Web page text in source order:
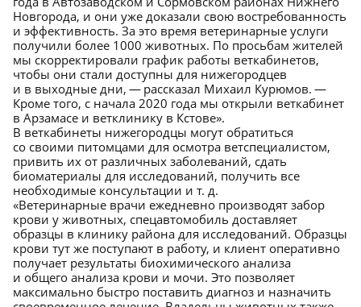
Новгорода, и они уже доказали свою востребованность
и эффективность. За это время ветеринарные услуги
получили более 1000 животных. По просьбам жителей
мы скорректировали график работы веткабинетов,
чтобы они стали доступны для нижегородцев
и в выходные дни, — рассказал Михаил Курюмов. —
Кроме того, с начала 2020 года мы открыли веткабинет
в Арзамасе и ветклинику в Кстове».
В веткабинеты нижегородцы могут обратиться
со своими питомцами для осмотра ветспециалистом,
привить их от различных заболеваний, сдать
биоматериалы для исследований, получить все
необходимые консультации и т. д.
«Ветеринарные врачи ежедневно производят забор
крови у животных, спецавтомобиль доставляет
образцы в клинику района для исследований. Образцы
крови тут же поступают в работу, и клиент оперативно
получает результаты биохимического анализа
и общего анализа крови и мочи. Это позволяет
максимально быстро поставить диагноз и назначить